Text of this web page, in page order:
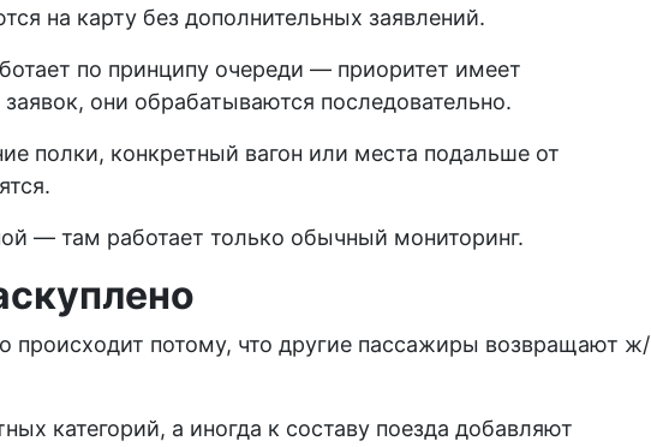
на карту без дополнительных заявлений.
по принципу очереди — приоритет имеет
они обрабатываются последовательно.
полки, конкретный вагон или места подальше от
— там работает только обычный мониторинг.
происходит потому, что другие пассажиры возвращают ж/
категорий, а иногда к составу поезда добавляют